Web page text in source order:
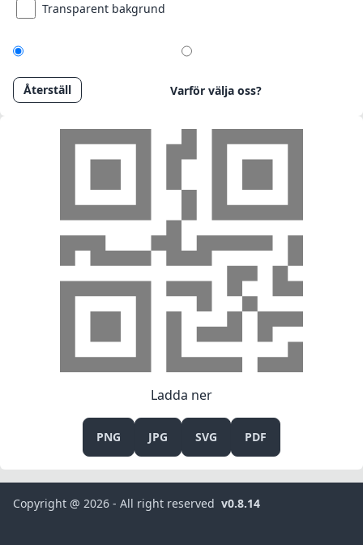
Transparent bakgrund
Återställ Varför välja oss?
Ladda ner
PNG JPG SVG PDF
Copyright @ 2026 - All right reserved v0.8.14